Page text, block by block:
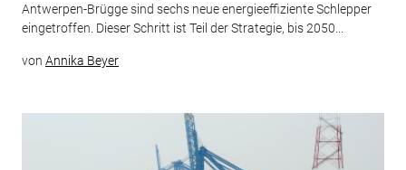
Antwerpen-Brügge sind sechs neue energieeffiziente Schlepper
eingetroffen. Dieser Schritt ist Teil der Strategie, bis 2050...
von Annika Beyer